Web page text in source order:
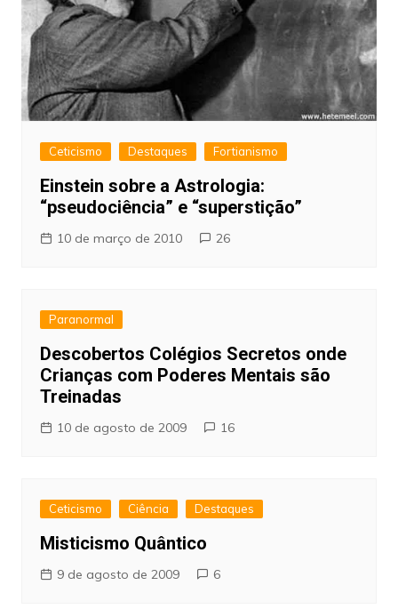
Ceticismo Destaques Fortianismo
Einstein sobre a Astrologia:
“pseudociência” e “superstição”
10 de março de 2010 26
Paranormal
Descobertos Colégios Secretos onde
Crianças com Poderes Mentais são
Treinadas
10 de agosto de 2009 16
Ceticismo Ciência Destaques
Misticismo Quântico
9 de agosto de 2009 6